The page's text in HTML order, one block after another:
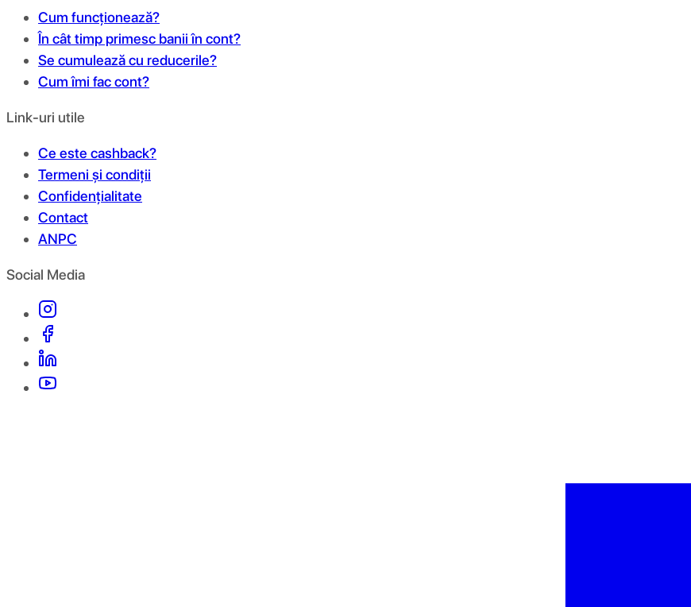
Cum funcționează?
În cât timp primesc banii în cont?
Se cumulează cu reducerile?
Cum îmi fac cont?
Link-uri utile
Ce este cashback?
Termeni și condiții
Confidențialitate
Contact
ANPC
Social Media